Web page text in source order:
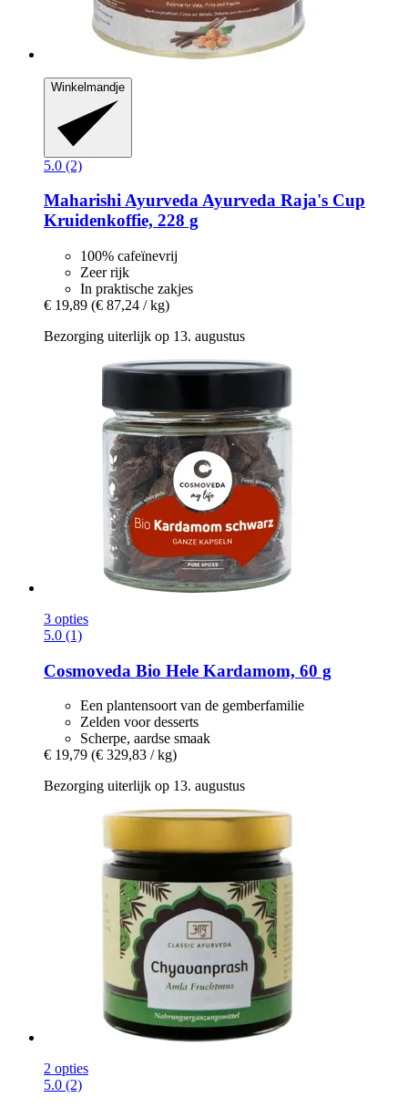
Winkelmandje
5.0 (2)
Maharishi AyurvedaAyurveda Raja's Cup
Kruidenkoffie, 228 g
100% cafeïnevrij
Zeer rijk
In praktische zakjes
€ 19,89 (€ 87,24 / kg)
Bezorging uiterlijk op 13. augustus
3 opties
5.0 (1)
Cosmoveda Bio Hele Kardamom, 60 g
Een plantensoort van de gemberfamilie
Zelden voor desserts
Scherpe, aardse smaak
€ 19,79 (€ 329,83 / kg)
Bezorging uiterlijk op 13. augustus
2 opties
5.0 (2)